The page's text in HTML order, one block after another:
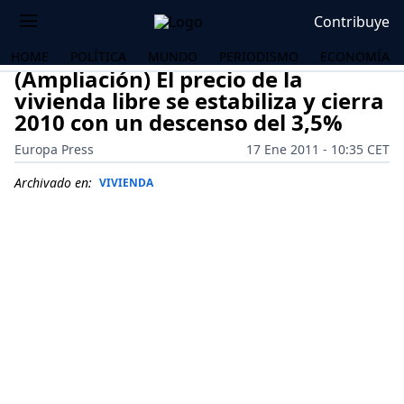
Contribuye
HOME POLÍTICA MUNDO PERIODISMO ECONOMÍA
(Ampliación) El precio de la
vivienda libre se estabiliza y cierra
2010 con un descenso del 3,5%
Europa Press
17 Ene 2011 - 10:35 CET
Archivado en: VIVIENDA